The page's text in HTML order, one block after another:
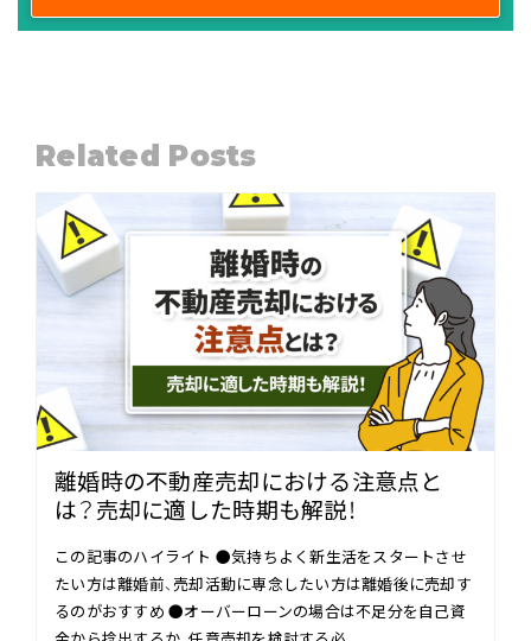
Related Posts
離婚時の不動産売却における注意点と
は？売却に適した時期も解説！
この記事のハイライト ●気持ちよく新生活をスタートさせ
たい方は離婚前、売却活動に専念したい方は離婚後に売却す
るのがおすすめ ●オーバーローンの場合は不足分を自己資